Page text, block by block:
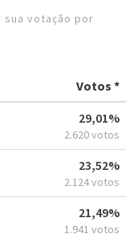
sua votação por
Votos *
29,01%
2.620 votos
23,52%
2.124 votos
21,49%
1.941 votos